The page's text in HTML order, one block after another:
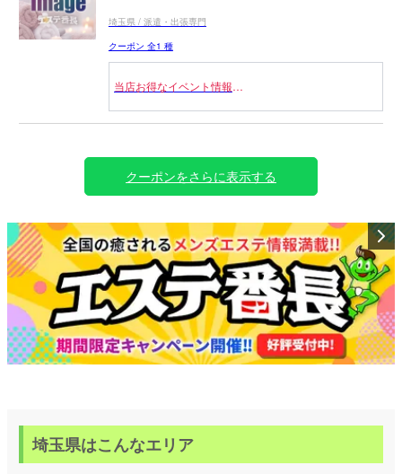
埼玉県 / 派遣・出張専門
クーポン 全1 種
当店お得なイベント情報
イベント価格フリー案内
案内料金
※オプション
※派遣料2000円～
上記は別料金
忙しのでお勧めしません💦
50分11,000円
お試しにピッタリコース！
60分11,000円
90分16,000円
100分17,000円
クーポンをさらに表示する
埼玉県はこんなエリア